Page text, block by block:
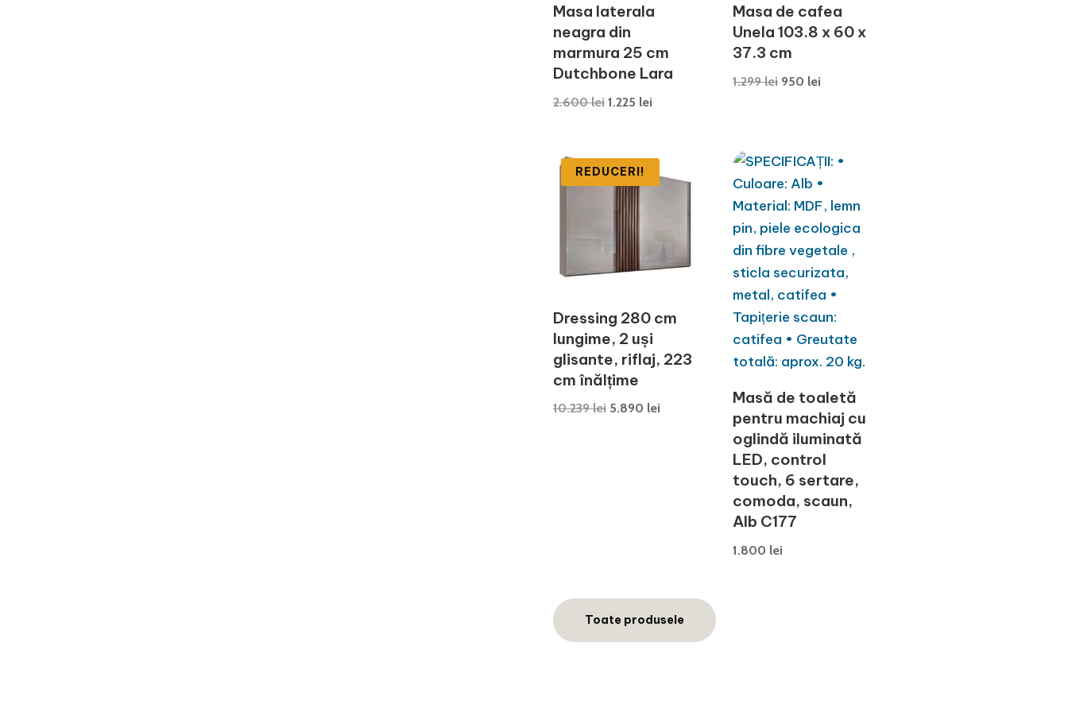
Masa laterala
neagra din
marmura 25 cm
Dutchbone Lara
2.600lei Prețul
fost:
2.600 lei.
1.225 leiPrețul
Masa de cafea
Unela 103.8 x 60 x
37.3 cm
1.299lei Prețul
1.299 lei.
950 lei
REDUCERI!
Dressing 280 cm
lungime, 2 uși
glisante, riflaj, 223
cm înălțime
10.239lei Prețul
5.890 leiPrețul
Masă de toaletă
pentru machiaj cu
oglindă iluminată
LED, control
touch, 6 sertare,
comoda, scaun,
Alb C177
1.800 lei
Toate produsele